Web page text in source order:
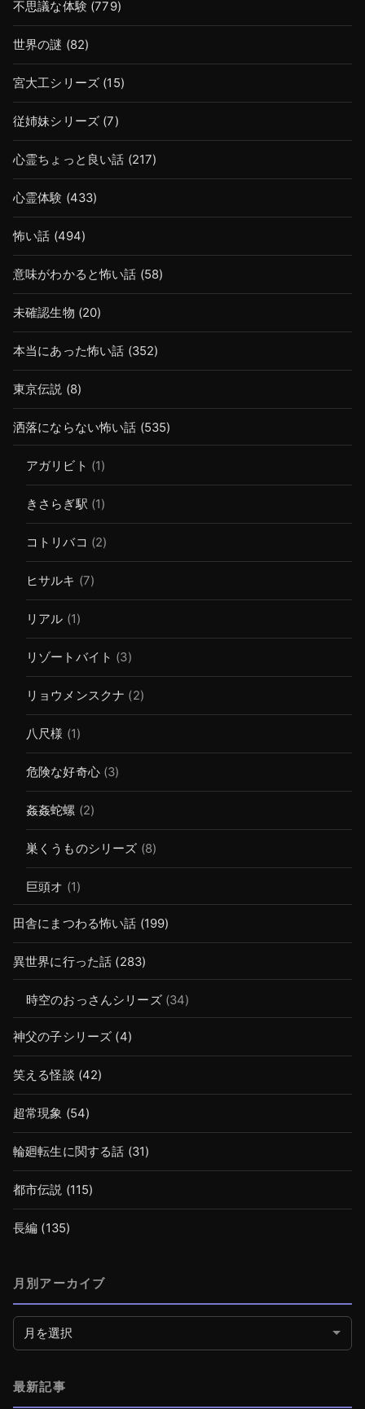
不思議な体験 (779)
世界の謎 (82)
宮大工シリーズ (15)
従姉妹シリーズ (7)
心霊ちょっと良い話 (217)
心霊体験 (433)
怖い話 (494)
意味がわかると怖い話 (58)
未確認生物 (20)
本当にあった怖い話 (352)
東京伝説 (8)
洒落にならない怖い話 (535)
アガリビト (1)
きさらぎ駅 (1)
コトリバコ (2)
ヒサルキ (7)
リアル (1)
リゾートバイト (3)
リョウメンスクナ (2)
八尺様 (1)
危険な好奇心(3)
姦姦蛇螺 (2)
巣くうものシリーズ (8)
巨頭オ (1)
田舎にまつわる怖い話 (199)
異世界に行った話 (283)
時空のおっさんシリーズ(34)
神父の子シリーズ (4)
笑える怪談 (42)
超常現象 (54)
輪廻転生に関する話 (31)
都市伝説 (115)
長編 (135)
月別アーカイブ
月別アーカイブ
最新記事